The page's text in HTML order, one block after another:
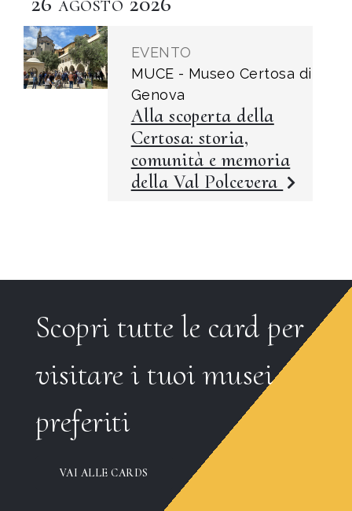
AGOSTO
EVENTO
MUCE - Museo Certosa di
Genova
Alla scoperta della
Certosa: storia,
comunità e memoria
della Val Polcevera
Scopri tutte le card per
visitare i tuoi musei
preferiti
VAI ALLE CARDS